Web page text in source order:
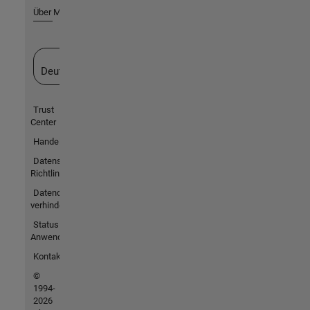
Über MathWorks
Deutschland
Trust
Center
Handelsmarken
Datenschutz-
Richtlinien
Datendiebstahl
verhindern
Status von
Anwendungen
Kontakt
©
1994-
2026